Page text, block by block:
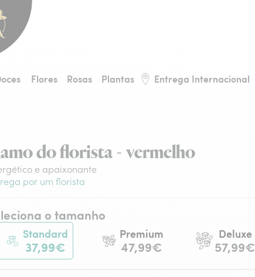
Flores Rosas Plantas Entrega Internacional
do florista - vermelho
e apaixonante
por um florista
o tamanho
Standard
37,99€
Premium
47,99€
Deluxe
57,99€